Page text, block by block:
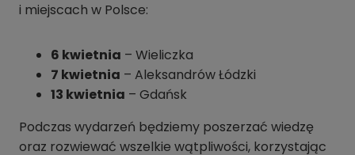
i miejscach w Polsce:
6 kwietnia – Wieliczka
7 kwietnia – Aleksandrów Łódzki
13 kwietnia – Gdańsk
Podczas wydarzeń będziemy poszerzać wiedzę
oraz rozwiewać wszelkie wątpliwości, korzystając